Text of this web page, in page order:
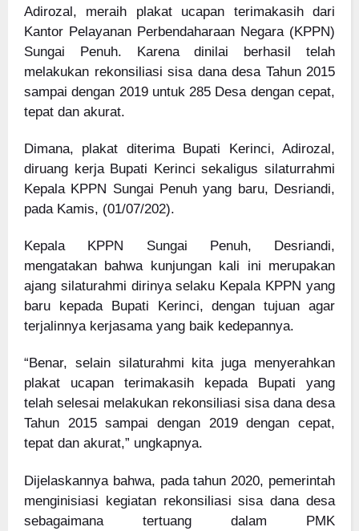
Adirozal, meraih plakat ucapan terimakasih dari
Kantor Pelayanan Perbendaharaan Negara (KPPN)
Sungai Penuh. Karena dinilai berhasil telah
melakukan rekonsiliasi sisa dana desa Tahun 2015
sampai dengan 2019 untuk 285 Desa dengan cepat,
tepat dan akurat.
Dimana, plakat diterima Bupati Kerinci, Adirozal,
diruang kerja Bupati Kerinci sekaligus silaturrahmi
Kepala KPPN Sungai Penuh yang baru, Desriandi,
pada Kamis, (01/07/202).
Kepala KPPN Sungai Penuh, Desriandi,
mengatakan bahwa kunjungan kali ini merupakan
ajang silaturahmi dirinya selaku Kepala KPPN yang
baru kepada Bupati Kerinci, dengan tujuan agar
terjalinnya kerjasama yang baik kedepannya.
“Benar, selain silaturahmi kita juga menyerahkan
plakat ucapan terimakasih kepada Bupati yang
telah selesai melakukan rekonsiliasi sisa dana desa
Tahun 2015 sampai dengan 2019 dengan cepat,
tepat dan akurat,” ungkapnya.
Dijelaskannya bahwa, pada tahun 2020, pemerintah
menginisiasi kegiatan rekonsiliasi sisa dana desa
sebagaimana tertuang dalam PMK